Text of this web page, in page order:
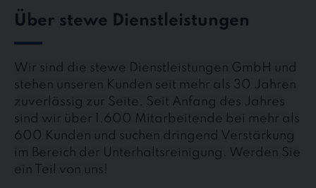
Über stewe Dienstleistungen
Wir sind die stewe Dienstleistungen GmbH und
stehen unseren Kunden seit mehr als 30 Jahren
zuverlässig zur Seite. Seit Anfang des Jahres
sind wir über 1.600 Mitarbeitende bei mehr als
600 Kunden und suchen dringend Verstärkung
im Bereich der Unterhaltsreinigung. Werden Sie
ein Teil von uns!